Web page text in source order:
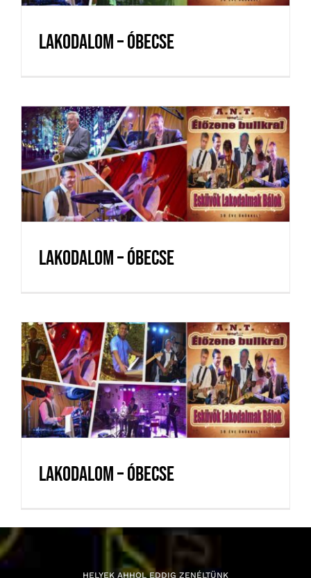
Lakodalom – Óbecse
Lakodalom – Óbecse
Lakodalom – Óbecse
Lakodalom – Óbecse
Lakodalom – Óbecse
HELYEK AHHOL EDDIG ZENÉLTÜNK